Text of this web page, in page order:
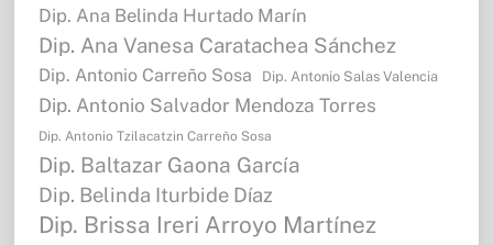
Dip. Ana Belinda Hurtado Marín
Dip. Ana Vanesa Caratachea Sánchez
Dip. Antonio Carreño Sosa Dip. Antonio Salas Valencia
Dip. Antonio Salvador Mendoza Torres
Dip. Antonio Tzilacatzin Carreño Sosa
Dip. Baltazar Gaona García
Dip. Belinda Iturbide Díaz
Dip. Brissa Ireri Arroyo Martínez